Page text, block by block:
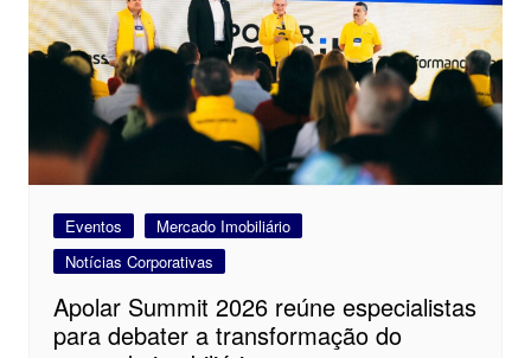
Eventos
Mercado Imobiliário
Notícias Corporativas
Apolar Summit 2026 reúne especialistas
para debater a transformação do